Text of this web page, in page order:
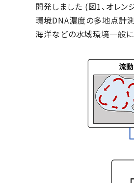
開発しました (図1、オレン
環境DNA濃度の多地点計測
海洋などの水域環境一般に